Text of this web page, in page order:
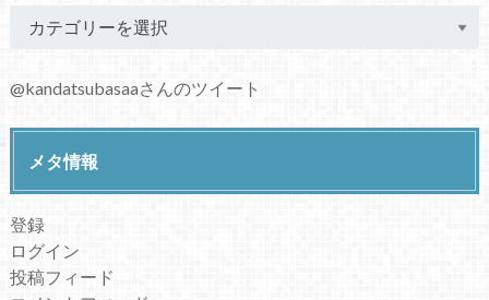
@kandatsubasaaさんのツイート
メタ情報
登録
ログイン
投稿フィード